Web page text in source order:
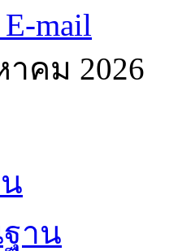
mail
าคม 2026
าน